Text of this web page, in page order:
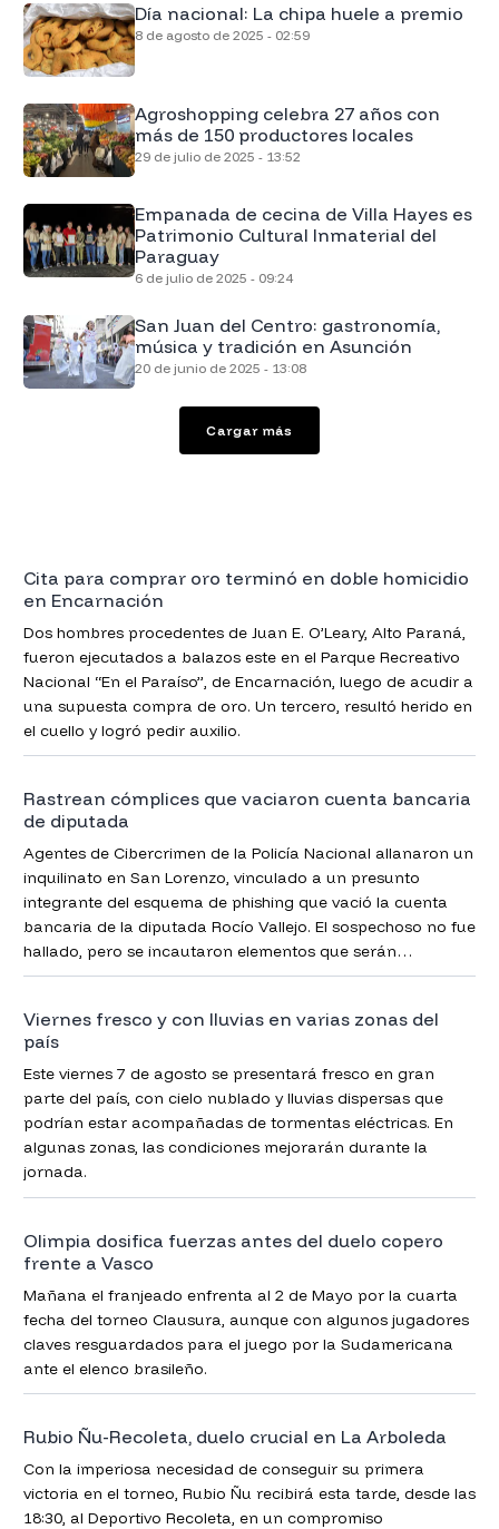
Día nacional: La chipa huele a premio
8 de agosto de 2025 - 02:59
Agroshopping celebra 27 años con
más de 150 productores locales
29 de julio de 2025 - 13:52
Empanada de cecina de Villa Hayes es
Patrimonio Cultural Inmaterial del
Paraguay
6 de julio de 2025 - 09:24
San Juan del Centro: gastronomía,
música y tradición en Asunción
20 de junio de 2025 - 13:08
Cargar más
Cita para comprar oro terminó en doble homicidio
en Encarnación
Dos hombres procedentes de Juan E. O’Leary, Alto Paraná,
fueron ejecutados a balazos este en el Parque Recreativo
Nacional “En el Paraíso”, de Encarnación, luego de acudir a
una supuesta compra de oro. Un tercero, resultó herido en
el cuello y logró pedir auxilio.
Rastrean cómplices que vaciaron cuenta bancaria
de diputada
Agentes de Cibercrimen de la Policía Nacional allanaron un
inquilinato en San Lorenzo, vinculado a un presunto
integrante del esquema de phishing que vació la cuenta
bancaria de la diputada Rocío Vallejo. El sospechoso no fue
hallado, pero se incautaron elementos que serán
analizados en la causa.
Viernes fresco y con lluvias en varias zonas del
país
Este viernes 7 de agosto se presentará fresco en gran
parte del país, con cielo nublado y lluvias dispersas que
podrían estar acompañadas de tormentas eléctricas. En
algunas zonas, las condiciones mejorarán durante la
jornada.
Olimpia dosifica fuerzas antes del duelo copero
frente a Vasco
Mañana el franjeado enfrenta al 2 de Mayo por la cuarta
fecha del torneo Clausura, aunque con algunos jugadores
claves resguardados para el juego por la Sudamericana
ante el elenco brasileño.
Rubio Ñu-Recoleta, duelo crucial en La Arboleda
Con la imperiosa necesidad de conseguir su primera
victoria en el torneo, Rubio Ñu recibirá esta tarde, desde las
18:30, al Deportivo Recoleta, en un compromiso